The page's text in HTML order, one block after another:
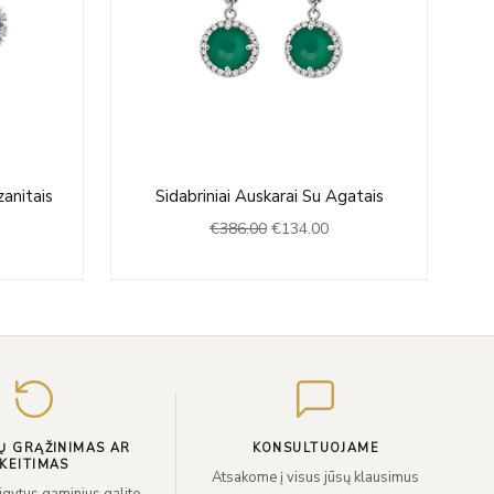
Sidabriniai Auskarai Su Agatais
€386.00
price
was:
€134.00
price
is:
GRĄŽINIMAS AR
KEITIMAS
KONSULTUOJAME
Atsakome į visus jūsų klausimus